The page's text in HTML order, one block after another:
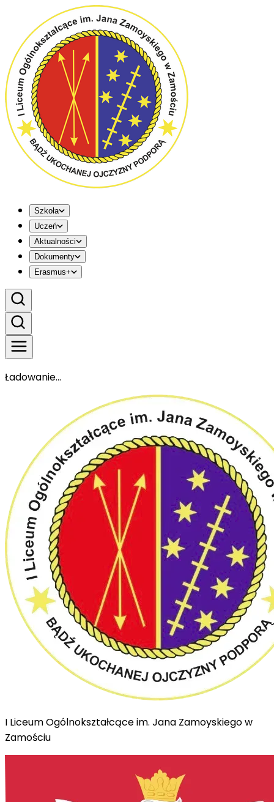
Szkoła
Uczeń
Aktualności
Dokumenty
Erasmus+
Ładowanie...
I Liceum Ogólnokształcące im. Jana Zamoyskiego w
Zamościu